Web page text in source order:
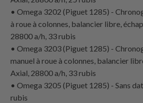
• Omega 3202 (Piguet 1285) -
à roue à colonnes, balancier libre,
28800 a/h, 33 rubis
• Omega 3203 (Piguet 1285) -
manuel à roue à colonnes, balancier
Axial, 28800 a/h, 33 rubis
• Omega 3205 (Piguet 1285) - Sans
rubis